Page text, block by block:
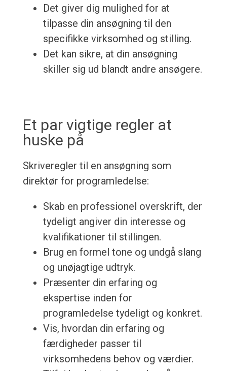
Det giver dig mulighed for at
tilpasse din ansøgning til den
specifikke virksomhed og stilling.
Det kan sikre, at din ansøgning
skiller sig ud blandt andre ansøgere.
Et par vigtige regler at
huske på
Skriveregler til en ansøgning som
direktør for programledelse:
Skab en professionel overskrift, der
tydeligt angiver din interesse og
kvalifikationer til stillingen.
Brug en formel tone og undgå slang
og unøjagtige udtryk.
Præsenter din erfaring og
ekspertise inden for
programledelse tydeligt og konkret.
Vis, hvordan din erfaring og
færdigheder passer til
virksomhedens behov og værdier.